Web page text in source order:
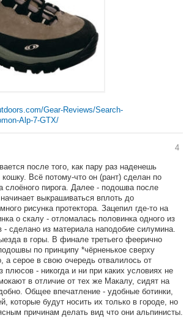
Gear-Reviews/Search-
Alp-7-GTX/
4
после того, как пару раз наденешь
Всё потому-что он (рант) сделан по
слоёного пирога. Далее - подошва после
выкрашиваться вплоть до
рисунка протектора. Зацепил где-то на
о скалу - отломалась половинка одного из
- сделано из материала наподобие силумина.
в горы. В финале третьего феерично
по принципу *чёрненькое сверху
а серое в свою очередь отвалилось от
плюсов - никогда и ни при каких условиях не
в отличие от тех же Макалу, сидят на
Общее впечатление - удобные ботинки,
которые будут носить их только в городе, но
причинам делать вид что они альпинисты.